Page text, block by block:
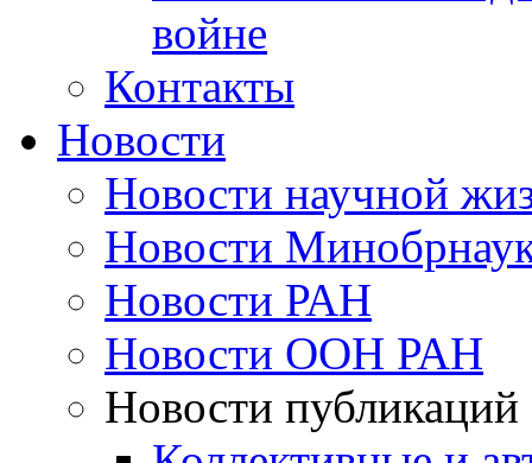
войне
Контакты
Новости
Новости научной
Новости
Новости РАН
Новости ООН РАН
Новости публикаций